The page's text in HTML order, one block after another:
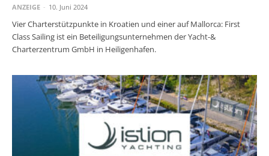
ANZEIGE - 10. Juni 2024
Vier Charterstützpunkte in Kroatien und einer auf Mallorca: First
Class Sailing ist ein Beteiligungsunternehmen der Yacht-&
Charterzentrum GmbH in Heiligenhafen.